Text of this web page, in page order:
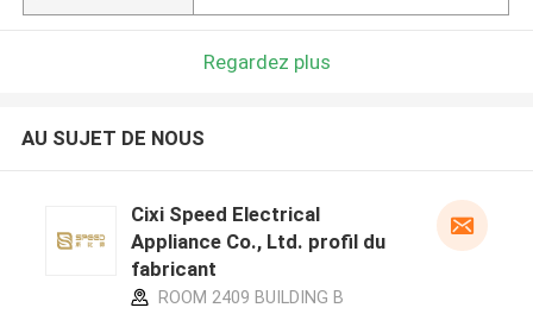
Regardez plus
AU SUJET DE NOUS
Cixi Speed Electrical
Appliance Co., Ltd. profil du
fabricant
ROOM 2409 BUILDING B